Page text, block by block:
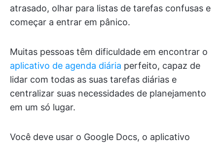
atrasado, olhar para listas de tarefas confusas e
começar a entrar em pânico.
Muitas pessoas têm dificuldade em encontrar o
aplicativo de agenda diária perfeito, capaz de
lidar com todas as suas tarefas diárias e
centralizar suas necessidades de planejamento
em um só lugar.
Você deve usar o Google Docs, o aplicativo